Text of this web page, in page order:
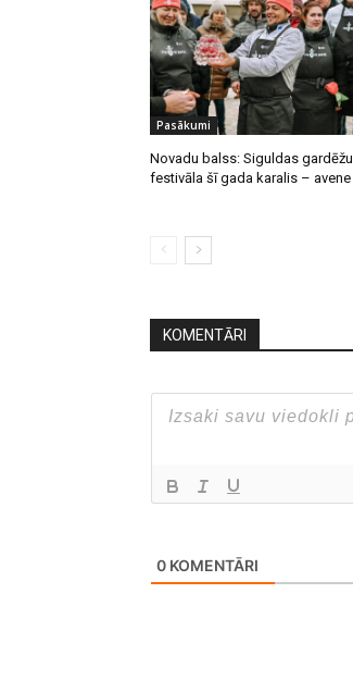
Pasākumi
Novadu balss: Siguldas gardēžu
festivāla šī gada karalis – avene
KOMENTĀRI
0 KOMENTĀRI